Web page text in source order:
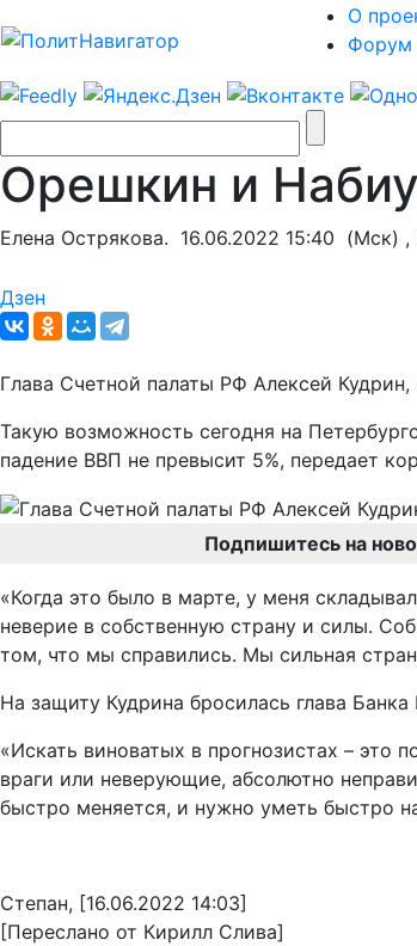
О
Форум
Орешкин и
Елена Острякова. 16.06.2022 15:40 (Мск) ,
Дзен
Глава Счетной палаты РФ Алексей
Такую возможность сегодня на
падение ВВП не превысит 5%, передает
Подпишитесь на
«Когда это было в марте, у меня
неверие в собственную страну и силы.
том, что мы справились. Мы сильная
На защиту Кудрина бросилась глава
«Искать виноватых в прогнозистах – это
враги или неверующие, абсолютно
быстро меняется, и нужно уметь быстро
Степан, [16.06.2022 14:03]
[Переслано от Кирилл Слива]